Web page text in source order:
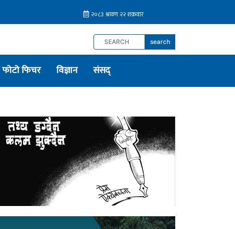
search
फोटो फिचर विज्ञान संसद्